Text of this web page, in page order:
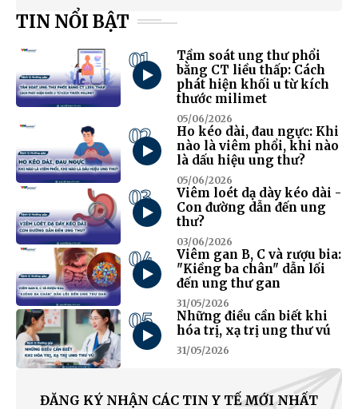
TIN NỔI BẬT
01
Tầm soát ung thư phổi
bằng CT liều thấp: Cách
phát hiện khối u từ kích
thước milimet
05/06/2026
02
Ho kéo dài, đau ngực: Khi
nào là viêm phổi, khi nào
là dấu hiệu ung thư?
05/06/2026
03
Viêm loét dạ dày kéo dài -
Con đường dẫn đến ung
thư?
03/06/2026
04
Viêm gan B, C và rượu bia:
"Kiềng ba chân" dẫn lối
đến ung thư gan
31/05/2026
05
Những điều cần biết khi
hóa trị, xạ trị ung thư vú
31/05/2026
ĐĂNG KÝ NHẬN CÁC TIN Y TẾ MỚI NHẤT